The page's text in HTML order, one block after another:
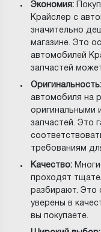
Экономия:
Крайслер с
значительно
магазине. Это
автомобилей
запчастей
Оригинальность:
автомобиля на
оригинальными
запчастей. Это
требованиям
Качество:
проходят
разбирают. Это
уверены в
вы покупаете.